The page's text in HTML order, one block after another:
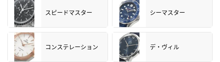
スピードマスター シーマスター
コンステレーション デ・ヴィル